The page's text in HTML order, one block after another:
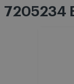
7205234